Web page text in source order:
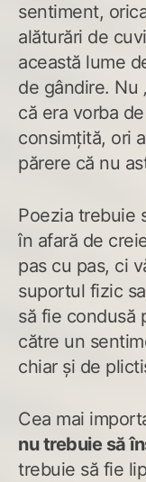
sentiment,
alăturări de
această lume
de gândire. Nu
că era vorba
consimțită, ori
părere că nu
Poezia trebuie
în afară de
pas cu pas, ci
suportul fizic
să fie condusă
către un
chiar și de
Cea mai
nu trebuie să
trebuie să fie